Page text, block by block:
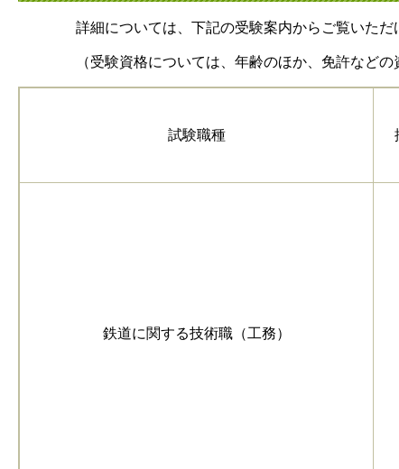
詳細については、下記の受験案内からご覧いただけ
（受験資格については、年齢のほか、免許などの資
試験職種
鉄道に関する技術職（工務）